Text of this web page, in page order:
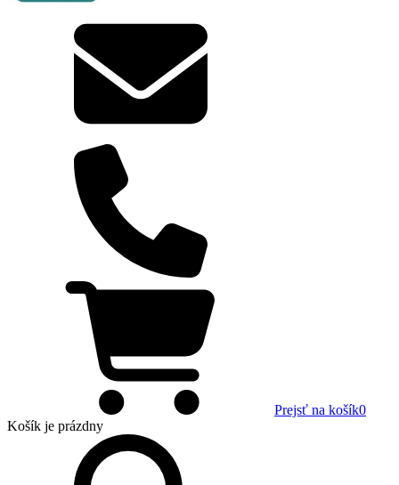
Prejsť na košík0
Košík je prázdny